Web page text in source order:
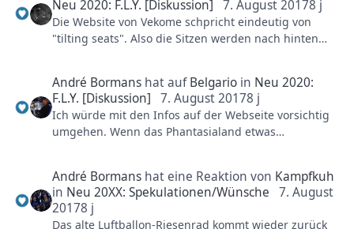
Neu 2020: F.L.Y. [Diskussion]
7. August 20178 j
Die Website von Vekome schpricht eindeutig von
"tilting seats". Also die Sitzen werden nach hinten
passiert, und nicht schon in der Station. (Das war
Früher auch schon so gemeint, aber hatt nie
geklappt, jetzt funktioniert es aber).
auf dem bauch "rotiert" werden. Damit wird aber
nicht die rotation vom Prototy gemeint, sondern die
rotation von einen halben Inline-Twist, wie es auch
auf der Zeichnung auf der Website zu sehen ist.
André Bormans hat aufBelgario in Neu 2020:
F.L.Y. [Diskussion]
7. August 20178 j
Ich würde mit den Infos auf der Webseite vorsichtig
umgehen. Wenn das Phantasialand etwas
hüten bzw. wird das mit dem Park so abgesprochen
sein das man anhand neuer Informationen über die
Homepage nicht auf Features von F.L.Y. schließen
André Bormans hat eine Reaktion von Kampfkuh
in Neu 20XX: Spekulationen/Wünsche
7. August
20178 j
Das alte Luftballon-Riesenrad kommt wieder zurück